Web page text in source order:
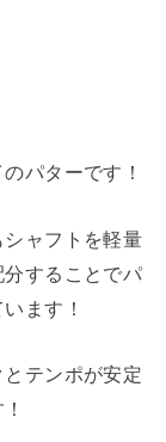
パターです！
ャフトを軽量
することでパ
ます！
テンポが安定